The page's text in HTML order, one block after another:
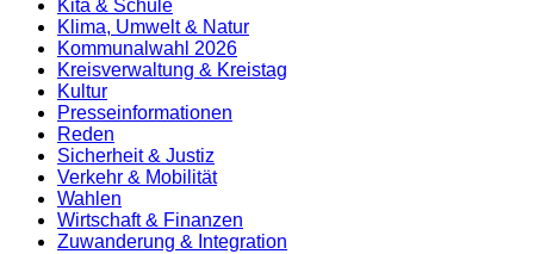
Kita & Schule
Klima, Umwelt & Natur
Kommunalwahl 2026
Kreisverwaltung & Kreistag
Kultur
Presse­informationen
Reden
Sicherheit & Justiz
Verkehr & Mobilität
Wahlen
Wirtschaft & Finanzen
Zuwanderung & Integration